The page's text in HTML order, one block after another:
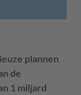
plannen
de
1 miljard